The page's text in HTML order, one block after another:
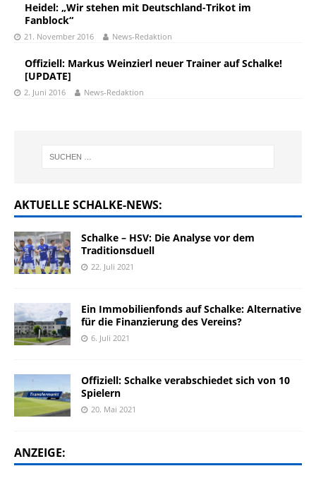
Heidel: „Wir stehen mit Deutschland-Trikot im
Fanblock“
21. November 2016 News-Redaktion
Offiziell: Markus Weinzierl neuer Trainer auf Schalke!
[UPDATE]
2. Juni 2016 News-Redaktion
AKTUELLE SCHALKE-NEWS:
Schalke – HSV: Die Analyse vor dem
Traditionsduell
22. Juli 2021
Ein Immobilienfonds auf Schalke: Alternative
für die Finanzierung des Vereins?
6. Juli 2021
Offiziell: Schalke verabschiedet sich von 10
Spielern
20. Mai 2021
ANZEIGE: